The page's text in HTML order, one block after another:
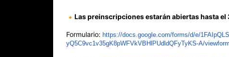
Las preinscripciones estarán abiertas hasta el
Formulario: https://docs.google.com/forms/d/e/
yQ5C9vc1v35gK8pWFVkVBHlPUdldQFyTyKS-A/viewform